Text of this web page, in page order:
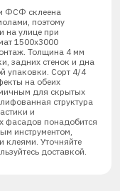
ФСФ склеена
поэтому
на улице при
1500х3000
Толщина 4 мм
задних стенок и дна
упаковки. Сорт 4/4
на обеих
для скрытых
структура
и
фасадов понадобится
инструментом,
клеями. Уточняйте
доставкой.